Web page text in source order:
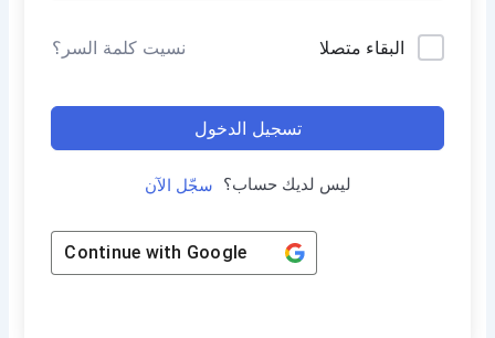
البقاء متصلا نسيت كلمة السر؟
تسجيل الدخول
ليس لديك حساب؟ سجّل الآن
Continue with Google